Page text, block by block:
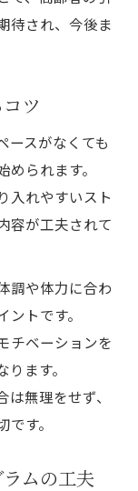
待され、今後ま
ツ
ースがなくても
られます。
入れやすいスト
容が工夫されて
調や体力に合わ
トです。
チベーションを
ます。
無理をせず、
す。
ムの工夫